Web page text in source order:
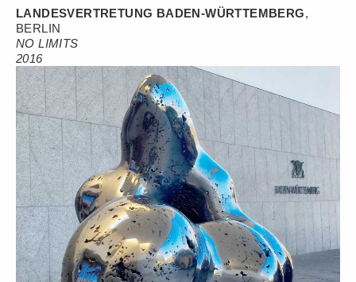
LANDESVERTRETUNG BADEN-WÜRTTEMBERG,
BERLIN
NO LIMITS
2016